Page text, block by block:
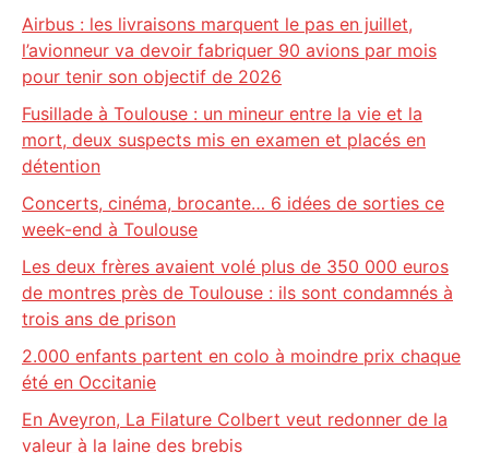
Airbus : les livraisons marquent le pas en juillet,
l’avionneur va devoir fabriquer 90 avions par mois
pour tenir son objectif de 2026
Fusillade à Toulouse : un mineur entre la vie et la
mort, deux suspects mis en examen et placés en
détention
Concerts, cinéma, brocante… 6 idées de sorties ce
week-end à Toulouse
Les deux frères avaient volé plus de 350 000 euros
de montres près de Toulouse : ils sont condamnés à
trois ans de prison
2.000 enfants partent en colo à moindre prix chaque
été en Occitanie
En Aveyron, La Filature Colbert veut redonner de la
valeur à la laine des brebis